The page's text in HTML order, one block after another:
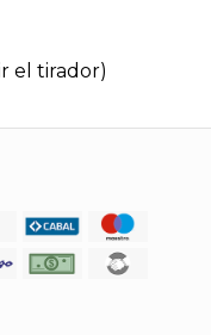
el tirador)